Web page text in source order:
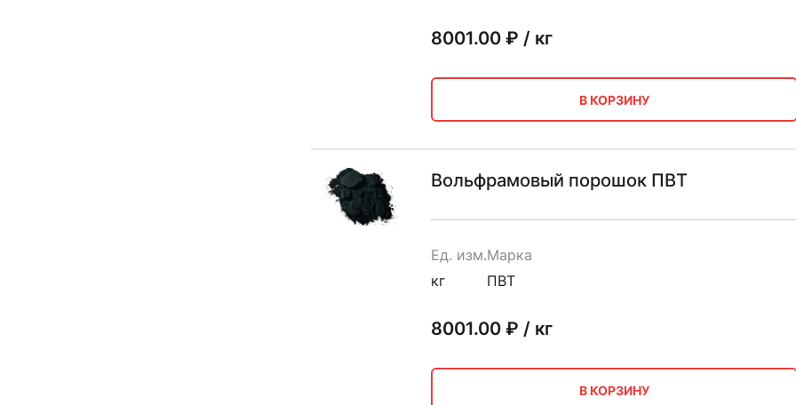
8001.00₽ / кг
В КОРЗИНУ
Вольфрамовый порошок ПВТ
Ед. изм.
кг
Марка
ПВТ
8001.00₽ / кг
В КОРЗИНУ